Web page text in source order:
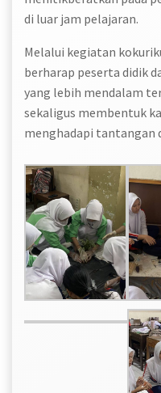
di luar jam pelajaran.
Melalui kegiatan
berharap peserta didik
yang lebih mendalam
sekaligus membentuk
menghadapi tantangan